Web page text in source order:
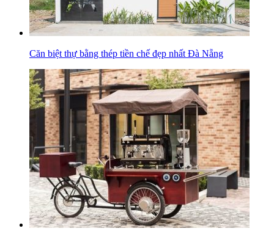
Căn biệt thự bằng thép tiền chế đẹp nhất Đà Nẵng